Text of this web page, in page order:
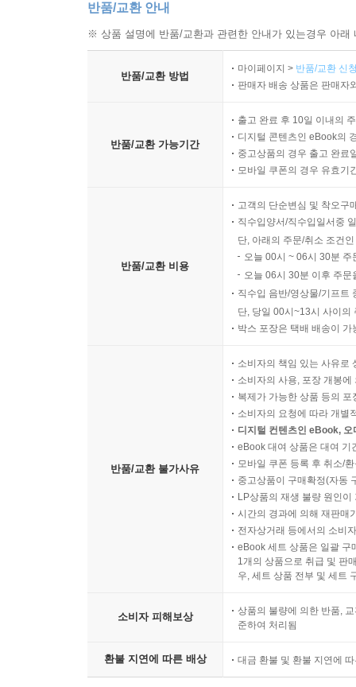
반품/교환 안내
※ 상품 설명에 반품/교환과 관련한 안내가 있는경우 아
반품/교환 방법
마이페이지 > 반품/교환 신
판매자 배송 상품은 판매자
반품/교환 가능기간
출고 완료 후 10일 이내의
디지털 콘텐츠인 eBook의
중고상품의 경우 출고 완료
모바일 쿠폰의 경우 유효기
반품/교환 비용
고객의 단순변심 및 착오구
직수입양서/직수입일서중
단, 아래의 주문/취소 조건
오늘 00시 ~ 06시 30분
오늘 06시 30분 이후 주
직수입 음반/영상물/기프트
단, 당일 00시~13시 사이의
박스 포장은 택배 배송이
반품/교환 불가사유
소비자의 책임 있는 사유로
소비자의 사용, 포장 개봉
복제가 가능한 상품 등의
소비자의 요청에 따라 개별
디지털 컨텐츠인 eBook,
eBook 대여 상품은 대여 기
모바일 쿠폰 등록 후 취소/
중고상품이 구매확정(자동
LP상품의 재생 불량 원인
시간의 경과에 의해 재판매
전자상거래 등에서의 소비
eBook 세트 상품은 일괄 구
1개의 상품으로 취급 및 판
우, 세트 상품 전부 및 세트
소비자 피해보상
상품의 불량에 의한 반품,
준하여 처리됨
환불 지연에 따른 배상 대금 환불 및 환불 지연에